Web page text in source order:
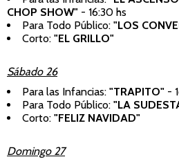
CHOP SHOW" - 16:30 hs
Para Todo Público: "LOS
Corto: "EL GRILLO"
Sábado 26
Para las Infancias: "TRAPITO" -
Para Todo Público: "LA
Corto: "FELIZ NAVIDAD"
Domingo 27